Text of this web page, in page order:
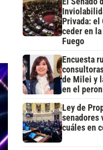
Privada: el
ceder en la
Fuego
Encuesta
de Milei y
en el
Ley de
senadores
cuáles en